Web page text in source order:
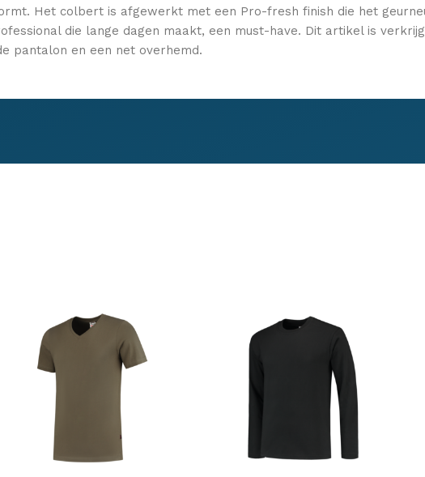
Het colbert is afgewerkt met een Pro-fresh finish die het
die lange dagen maakt, een must-have. Dit artikel is
pantalon en een net overhemd.